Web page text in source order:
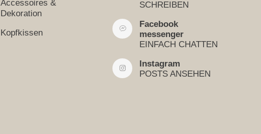
Accessoires &
Dekoration
Kopfkissen
SCHREIBEN
Facebook
messenger
EINFACH CHATTEN
Instagram
POSTS ANSEHEN